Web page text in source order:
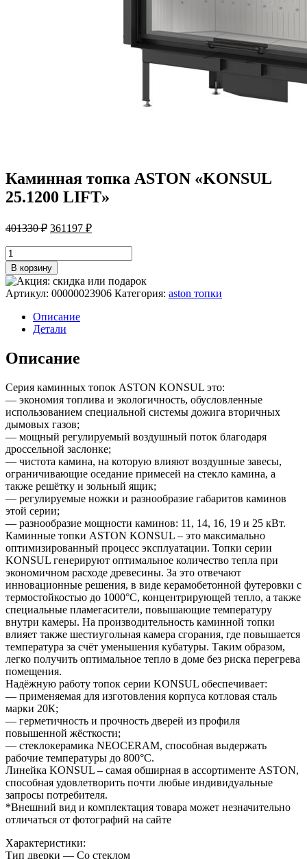
Каминная топка ASTON «KONSUL
25.1200 LIFT»
401330₽ Первоначальная
составляла
401330 ₽.
361197 ₽Текущая
Количество
товара
Каминная
топка
ASTON
"KONSUL
25.1200
В корзину
Артикул: 00000023906 Категория: aston топки
Описание
Детали
Описание
Серия каминных топок ASTON KONSUL это:
— экономия топлива и экологичность, обусловленные
использованием специальной системы дожига вторичных
дымовых газов;
— мощный регулируемый воздушный поток благодаря
дроссельной заслонке;
— чистота камина, на которую влияют воздушные завесы,
ограничивающие оседание примесей на стекло камина, а
также решётку и зольный ящик;
— регулируемые ножки и разнообразие габаритов каминов
этой серии;
— разнообразие мощности каминов: 11, 14, 16, 19 и 25 кВт.
Каминные топки ASTON KONSUL – это максимально
оптимизированный процесс эксплуатации. Топки серии
KONSUL генерируют оптимальное количество тепла при
экономичном расходе древесины. За это отвечают
инновационные решения, в виде керамобетонной футеровки с
термостойкостью до 1000°C, концентрирующей тепло, а также
специальные пламегасители, повышающие температуру
внутри камеры. На производительность каминной топки
влияет также шестиугольная камера сгорания, где повышается
температура за счёт уменьшения кубатуры. Таким образом,
легко получить оптимальное тепло в доме без риска перегрева
помещения.
Надёжную работу топок серии KONSUL обеспечивает:
— применяемая для изготовления корпуса котловая сталь
марки 20К;
— герметичность и прочность дверей из профиля
повышенной жёсткости;
— стеклокерамика NEOCERAM, способная выдержать
рабочие температуры до 800°C.
Линейка KONSUL – самая обширная в ассортименте ASTON,
способная удовлетворить почти любые индивидуальные
запросы потребителя.
*Внешний вид и комплектация товара может незначительно
отличаться от фотографий на сайте
Характеристики:
Тип дверки — Со стеклом